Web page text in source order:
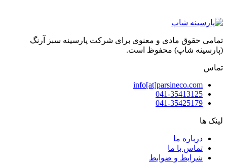
تمامی حقوق مادی و معنوی برای شرکت پارسینه سبز آرنگ
(پارسینه شاپ) محفوظ است.
تماس
info[at]parsineco.com
041-35413125
041-35425179
لینک ها
درباره ما
تماس با ما
شرایط و ضوابط